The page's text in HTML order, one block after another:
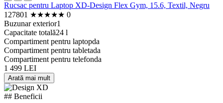
Rucsac pentru Laptop XD-Design Flex Gym, 15.6, Textil, Negru
127801 ★★★★★ 0
Buzunar exterior1
Capacitate totală24 l
Compartiment pentru laptopda
Compartiment pentru tabletada
Compartiment pentru telefonda
1 499 LEI
Arată mai mult
## Beneficii